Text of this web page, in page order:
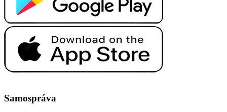
Samospráva